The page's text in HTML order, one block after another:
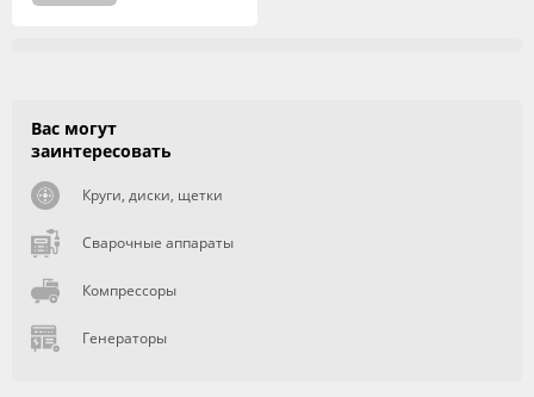
Вас могут
заинтересовать
Круги, диски, щетки
Сварочные аппараты
Компрессоры
Генераторы